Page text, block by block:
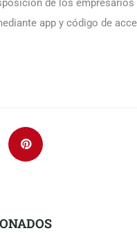
de los
app y código de